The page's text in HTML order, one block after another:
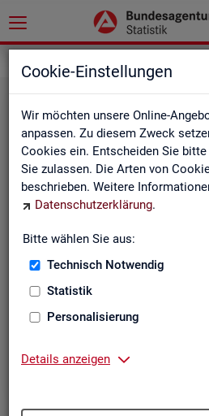
Cookie-Einstellungen
Wir möchten unsere Online-
anpassen. Zu diesem Zweck
Cookies ein. Entscheiden Sie
Sie zulassen. Die Arten von
beschrieben. Weitere
Datenschutzerklärung.
Bitte wählen Sie aus:
Technisch Notwendig
Statistik
Personalisierung
Details anzeigen
Wie viele Menschen suchen